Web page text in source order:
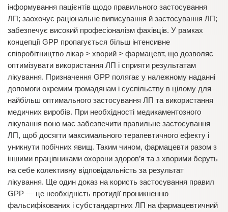
інформування пацієнтів щодо правильного застосування
ЛП; заохочує раціональне виписування й застосування ЛП;
забезпечує високий професіоналізм фахівців. У рамках
концепції GPP пропагується більш інтенсивне
співробітництво лікар > хворий > фармацевт, що дозволяє
оптимізувати використання ЛП і сприяти результатам
лікування. Призначення GPP полягає у належному наданні
допомоги окремим громадянам і суспільству в цілому для
найбільш оптимального застосування ЛП та використання
медичних виробів. При необхідності медикаментозного
лікування воно має забезпечити правильне застосування
ЛП, щоб досягти максимального терапевтичного ефекту і
уникнути побічних явищ. Таким чином, фармацевти разом з
іншими працівниками охорони здоров’я та з хворими беруть
на себе колективну відповідальність за результат
лікування. Ще один доказ на користь застосування правил
GPP — це необхідність протидії проникненню
фальсифікованих і субстандартних ЛП на фармацевтичний